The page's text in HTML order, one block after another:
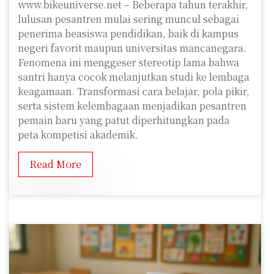
www.bikeuniverse.net – Beberapa tahun terakhir,
lulusan pesantren mulai sering muncul sebagai
penerima beasiswa pendidikan, baik di kampus
negeri favorit maupun universitas mancanegara.
Fenomena ini menggeser stereotip lama bahwa
santri hanya cocok melanjutkan studi ke lembaga
keagamaan. Transformasi cara belajar, pola pikir,
serta sistem kelembagaan menjadikan pesantren
pemain baru yang patut diperhitungkan pada
peta kompetisi akademik.
Read More